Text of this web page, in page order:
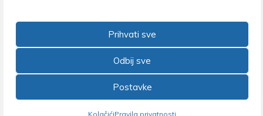
Prihvati sve
Odbij sve
Postavke
KolačićiPravila privatnosti
Zagreb •Tel: +385 1 4847 337 •Email: uprava@nsz.hr
©2026 Nezavisni sindikat znanosti i visokog obrazovanja